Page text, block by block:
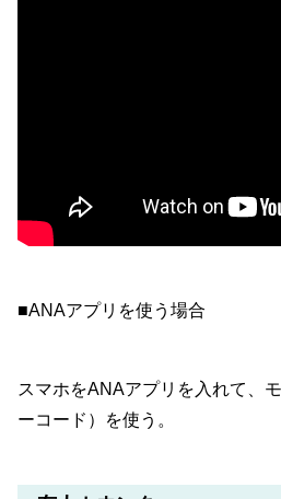
■ANAアプリを使う場合
スマホをANAアプリを入れて、
ーコード）を使う。